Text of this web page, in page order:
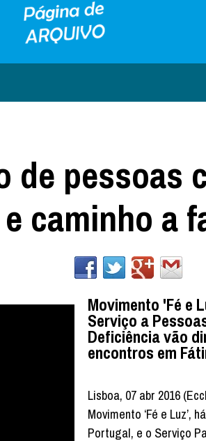
de pessoas
caminho a
Movimento 'Fé e
Serviço a
Deficiência vão
encontros em
Lisboa, 07 abr 2016
Movimento ‘Fé e Luz’,
Portugal, e o Serviço